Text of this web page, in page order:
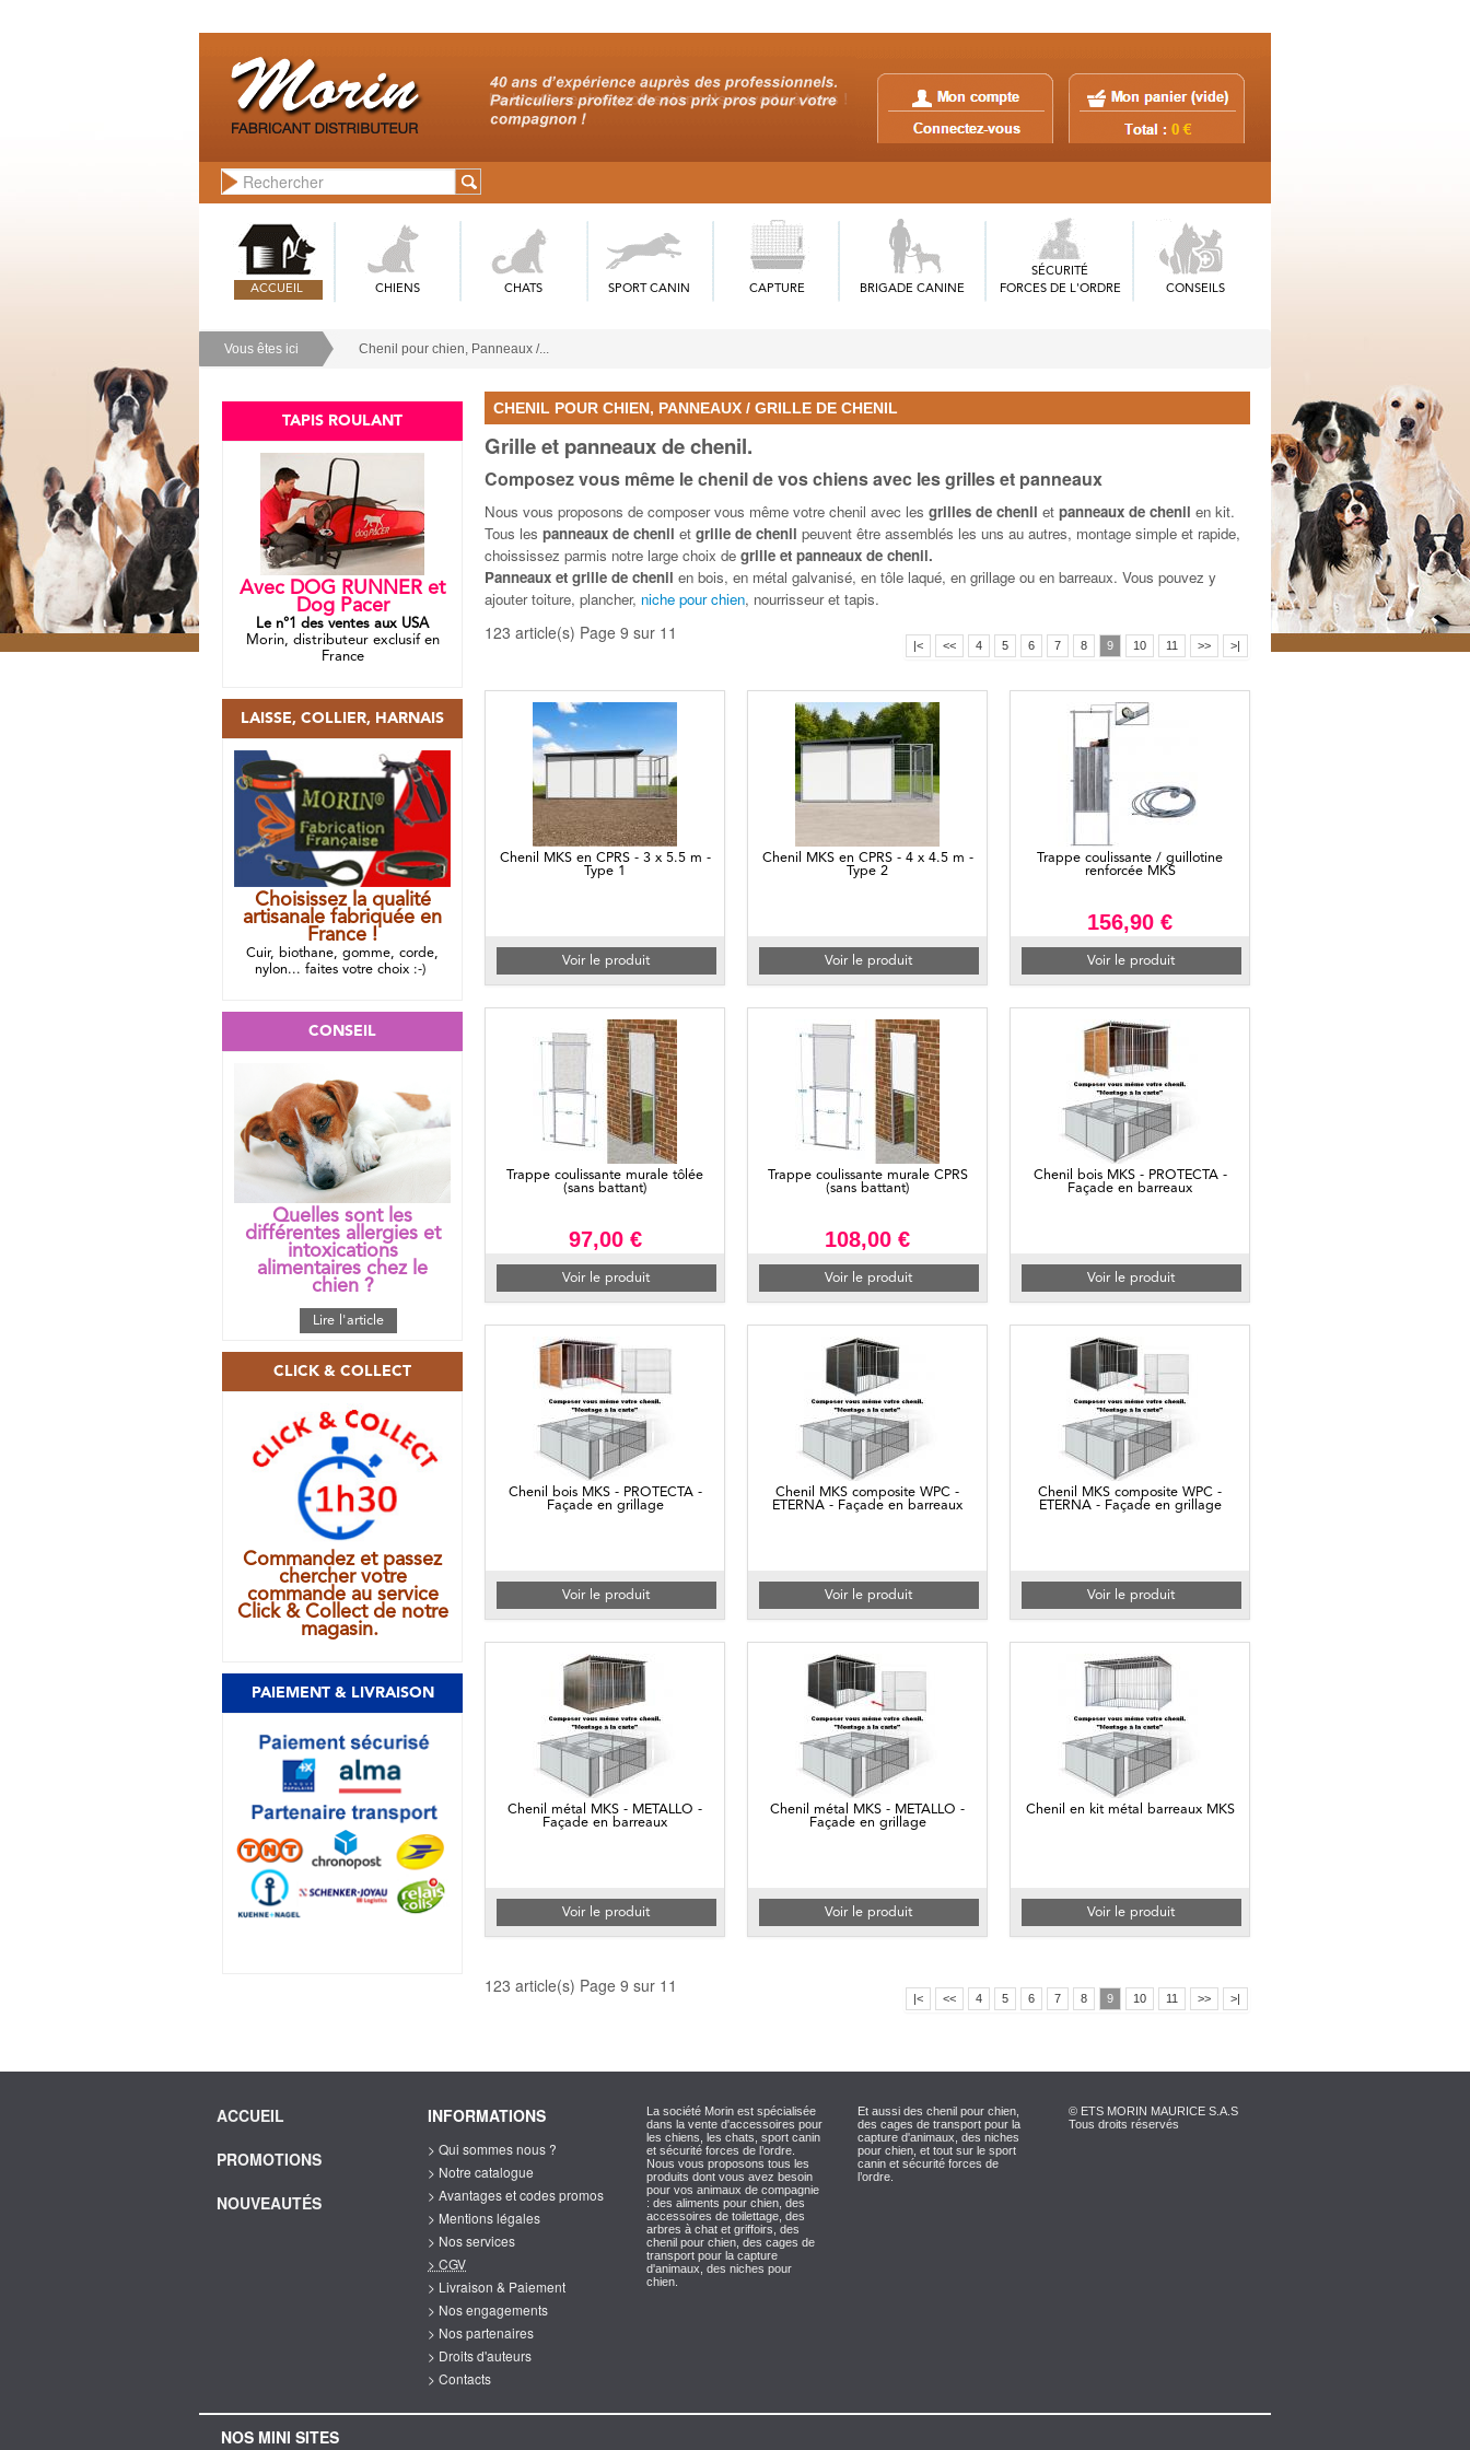
ACCUEIL CHIENS CHATS SPORT CANIN CAPTURE BRIGADE CANINE
SÉCURITÉ
FORCES DE L'ORDRE
CONSEILS
Vous êtes ici Chenil pour chien, Panneaux /...
TAPIS ROULANT
Avec DOG RUNNER et
Dog Pacer
Le n°1 des ventes aux USA
Morin, distributeur exclusif en
France
LAISSE, COLLIER, HARNAIS
Choisissez la qualité
artisanale fabriquée en
France !
Cuir, biothane, gomme, corde,
nylon... faites votre choix :-)
CONSEIL
Quelles sont les
différentes allergies et
intoxications
alimentaires chez le
chien ?
Lire l'article
CLICK & COLLECT
Commandez et passez
chercher votre
commande au service
Click & Collect de notre
magasin.
PAIEMENT & LIVRAISON
CHENIL POUR CHIEN, PANNEAUX / GRILLE DE CHENIL
Grille et panneaux de chenil.
Composez vous même le chenil de vos chiens avec les grilles et panneaux
Nous vous proposons de composer vous même votre chenil avec les grilles de chenil et panneaux de chenil en kit.
Tous les panneaux de chenil et grille de chenil peuvent être assemblés les uns au autres, montage simple et rapide,
choississez parmis notre large choix de grille et panneaux de chenil.
Panneaux et grille de chenil en bois, en métal galvanisé, en tôle laqué, en grillage ou en barreaux. Vous pouvez y
ajouter toiture, plancher, niche pour chien, nourrisseur et tapis.
123 article(s) Page 9 sur 11
|< << 4 5 6 7 8 9 10 11 >> >|
Chenil MKS en CPRS - 3 x 5.5 m -
Type 1
Voir le produit
Chenil MKS en CPRS - 4 x 4.5 m -
Type 2
Voir le produit
Trappe coulissante / guillotine
renforcée MKS
156,90 €
Voir le produit
Trappe coulissante murale tôlée
(sans battant)
97,00 €
Voir le produit
Trappe coulissante murale CPRS
(sans battant)
108,00 €
Voir le produit
Chenil bois MKS - PROTECTA -
Façade en barreaux
Voir le produit
Chenil bois MKS - PROTECTA -
Façade en grillage
Voir le produit
Chenil MKS composite WPC -
ETERNA - Façade en barreaux
Voir le produit
Chenil MKS composite WPC -
ETERNA - Façade en grillage
Voir le produit
Chenil métal MKS - METALLO -
Façade en barreaux
Voir le produit
Chenil métal MKS - METALLO -
Façade en grillage
Voir le produit
Chenil en kit métal barreaux MKS
Voir le produit
123 article(s) Page 9 sur 11
|< << 4 5 6 7 8 9 10 11 >> >|
ACCUEIL
PROMOTIONS
NOUVEAUTÉS
INFORMATIONS
> Qui sommes nous ?
> Notre catalogue
> Avantages et codes promos
> Mentions légales
> Nos services
> CGV
> Livraison & Paiement
> Nos engagements
> Nos partenaires
> Droits d'auteurs
> Contacts
La société Morin est spécialisée
dans la vente d'accessoires pour
les chiens, les chats, sport canin
et sécurité forces de l’ordre.
Nous vous proposons tous les
produits dont vous avez besoin
pour vos animaux de compagnie
: des aliments pour chien, des
accessoires de toilettage, des
arbres à chat et griffoirs, des
chenil pour chien, des cages de
transport pour la capture
d'animaux, des niches pour
chien.
Et aussi des chenil pour chien,
des cages de transport pour la
capture d'animaux, des niches
pour chien, et tout sur le sport
canin et sécurité forces de
l’ordre.
© ETS MORIN MAURICE S.A.S
Tous droits réservés
NOS MINI SITES